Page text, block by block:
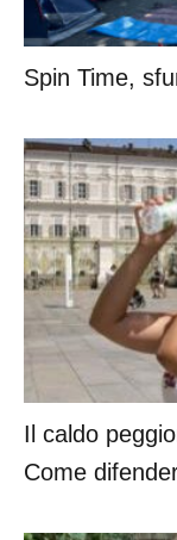
Spin Time,
Il caldo
Come